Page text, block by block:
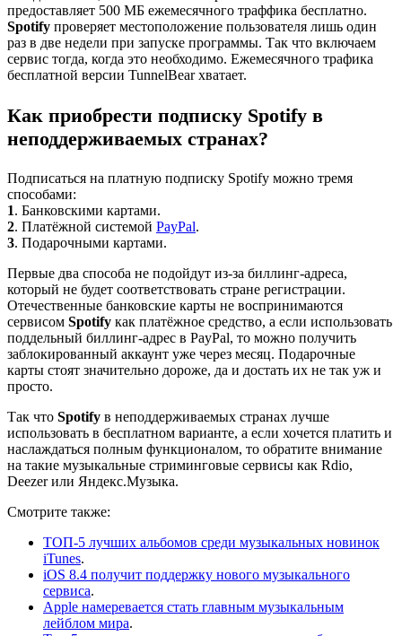
предоставляет 500 МБ ежемесячного траффика бесплатно.
Spotify проверяет местоположение пользователя лишь один
раз в две недели при запуске программы. Так что включаем
сервис тогда, когда это необходимо. Ежемесячного трафика
бесплатной версии TunnelBear хватает.
Как приобрести подписку Spotify в
неподдерживаемых странах?
Подписаться на платную подписку Spotify можно тремя
способами:
1. Банковскими картами.
2. Платёжной системой PayPal.
3. Подарочными картами.
Первые два способа не подойдут из-за биллинг-адреса,
который не будет соответствовать стране регистрации.
Отечественные банковские карты не воспринимаются
сервисом Spotify как платёжное средство, а если использовать
поддельный биллинг-адрес в PayPal, то можно получить
заблокированный аккаунт уже через месяц. Подарочные
карты стоят значительно дороже, да и достать их не так уж и
просто.
Так что Spotify в неподдерживаемых странах лучше
использовать в бесплатном варианте, а если хочется платить и
наслаждаться полным функционалом, то обратите внимание
на такие музыкальные стриминговые сервисы как Rdio,
Deezer или Яндекс.Музыка.
Смотрите также:
ТОП-5 лучших альбомов среди музыкальных новинок
iTunes.
iOS 8.4 получит поддержку нового музыкального
сервиса.
Apple намеревается стать главным музыкальным
лейблом мира.